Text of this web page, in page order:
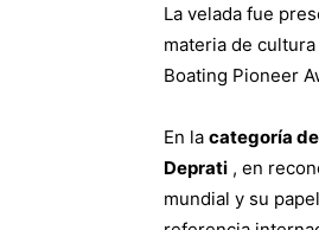
La velada fue
materia de
Boating Pioneer
En la categoría
Deprati , en
mundial y su